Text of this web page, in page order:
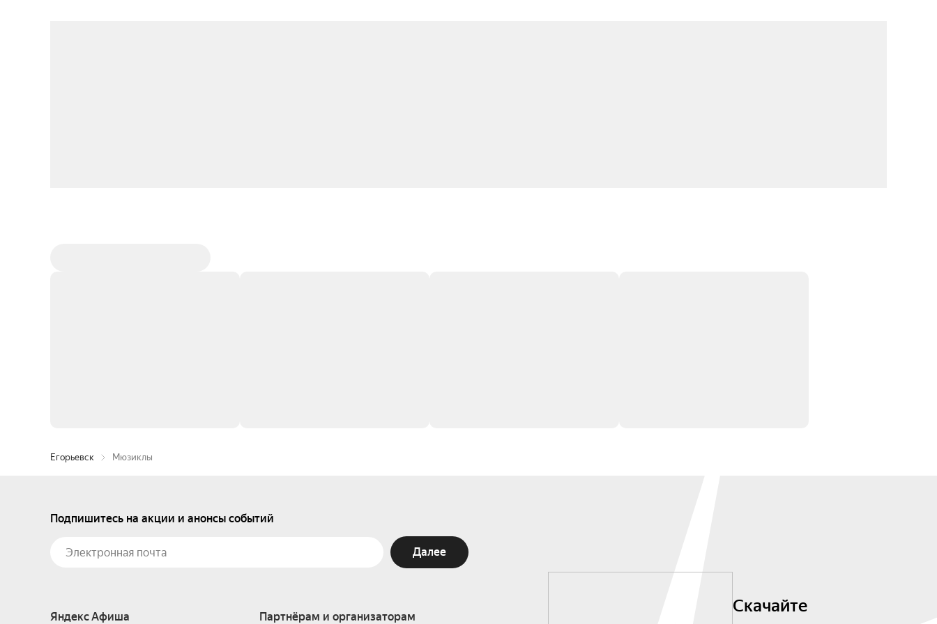
Егорьевск Мюзиклы
Подпишитесь на акции и анонсы событий
Далее
Яндекс Афиша Партнёрам и организаторам
Скачайте